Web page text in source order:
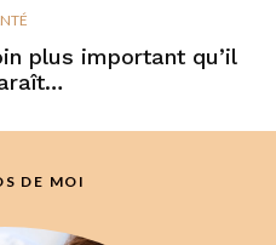
plus important qu’il
DE MOI